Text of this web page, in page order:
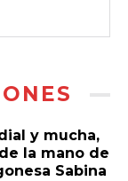
y mucha,
la mano de
Sabina